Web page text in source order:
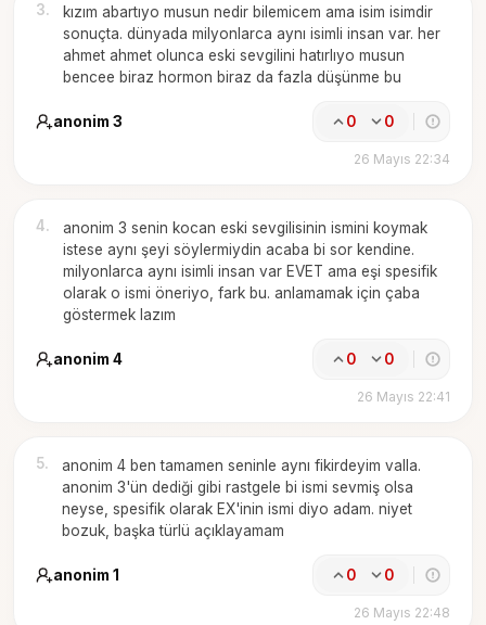
3.
kızım abartıyo musun nedir bilemicem ama isim isimdir
sonuçta. dünyada milyonlarca aynı isimli insan var. her
ahmet ahmet olunca eski sevgilini hatırlıyo musun
bencee biraz hormon biraz da fazla düşünme bu
anonim 3 0 0
26 Mayıs 22:34
4.
anonim 3 senin kocan eski sevgilisinin ismini koymak
istese aynı şeyi söylermiydin acaba bi sor kendine.
milyonlarca aynı isimli insan var EVET ama eşi spesifik
olarak o ismi öneriyo, fark bu. anlamamak için çaba
göstermek lazım
anonim 4 0 0
26 Mayıs 22:41
5.
anonim 4 ben tamamen seninle aynı fikirdeyim valla.
anonim 3'ün dediği gibi rastgele bi ismi sevmiş olsa
neyse, spesifik olarak EX'inin ismi diyo adam. niyet
bozuk, başka türlü açıklayamam
anonim 1 0 0
26 Mayıs 22:48